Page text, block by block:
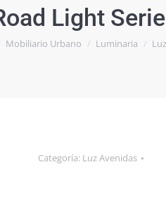
Light
Mobiliario Urbano Luminaria
Categoría: Luz Avenidas